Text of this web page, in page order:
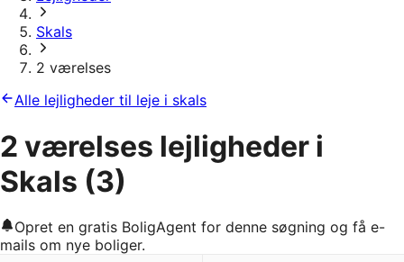
Skals
2 værelses
Alle lejligheder til leje i skals
2 værelses lejligheder i
Skals (3)
Opret en gratis BoligAgent for denne søgning og få e-
mails om nye boliger.